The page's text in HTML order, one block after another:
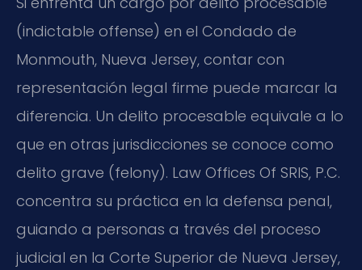
(indictable offense) en el Condado de
Monmouth, Nueva Jersey, contar con
representación legal firme puede marcar la
diferencia. Un delito procesable equivale a lo
que en otras jurisdicciones se conoce como
delito grave (felony). Law Offices Of SRIS, P.C.
concentra su práctica en la defensa penal,
guiando a personas a través del proceso
judicial en la Corte Superior de Nueva Jersey,